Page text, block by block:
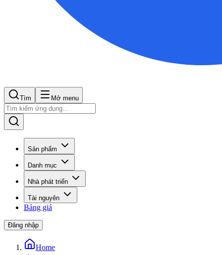
Tìm Mở menu
Sản phẩm
Danh mục
Nhà phát triển
Tài nguyên
Bảng giá
Đăng nhập
Home